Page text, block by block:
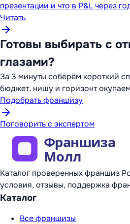
презентации и что в P&L через
Читать
Готовы выбирать с
глазами?
За 3 минуты соберём короткий
бюджет, нишу и горизонт
Подобрать франшизу
Поговорить с экспертом
Каталог проверенных франшиз
условия, отзывы, поддержка
Каталог
Все франшизы